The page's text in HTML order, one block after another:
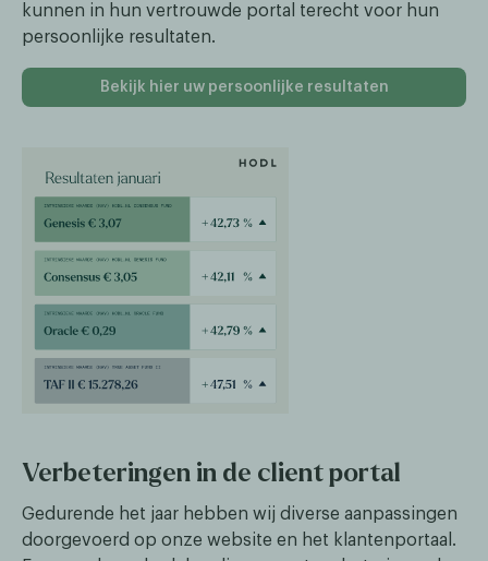
kunnen in hun vertrouwde portal terecht voor hun
persoonlijke resultaten.
Bekijk hier uw persoonlijke resultaten
Verbeteringen in de client portal
Gedurende het jaar hebben wij diverse aanpassingen
doorgevoerd op onze website en het klantenportaal.